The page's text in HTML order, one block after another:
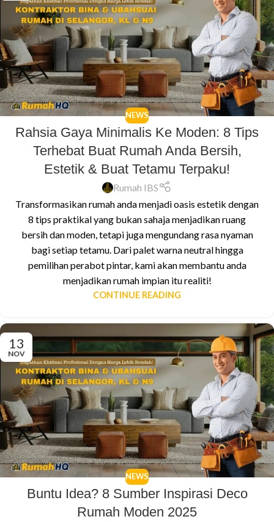
NEWS
Rahsia Gaya Minimalis Ke Moden: 8 Tips
Terhebat Buat Rumah Anda Bersih,
Estetik & Buat Tetamu Terpaku!
Rumah IBS
Transformasikan rumah anda menjadi oasis estetik dengan
8 tips praktikal yang bukan sahaja menjadikan ruang
bersih dan moden, tetapi juga mengundang rasa nyaman
bagi setiap tetamu. Dari palet warna neutral hingga
pemilihan perabot pintar, kami akan membantu anda
menjadikan rumah impian itu realiti!
CONTINUE READING
13
NOV
NEWS
Buntu Idea? 8 Sumber Inspirasi Deco
Rumah Moden 2025